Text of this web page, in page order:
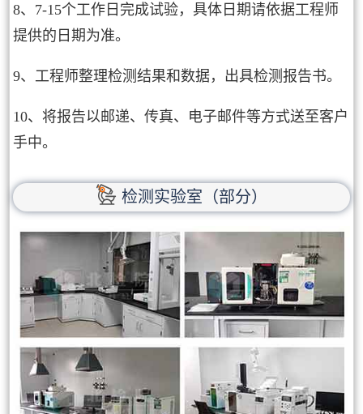
8、7-15个工作日完成试验，具体日期请依据工程师
提供的日期为准。
9、工程师整理检测结果和数据，出具检测报告书。
10、将报告以邮递、传真、电子邮件等方式送至客户
手中。
检测实验室（部分）